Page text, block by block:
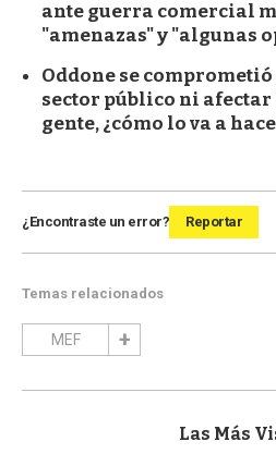
ante guerra comercial
"amenazas" y "algunas
Oddone se
sector público ni
gente, ¿cómo lo va a
¿Encontraste un error? Reportar
Temas relacionados
MEF
Las Más